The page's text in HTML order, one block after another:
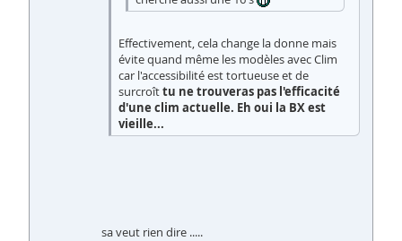
Effectivement, cela change la donne mais
évite quand même les modèles avec Clim
car l'accessibilité est tortueuse et de
surcroîttu ne trouveras pas l'efficacité
d'une clim actuelle. Eh oui la BX est
vieille...
sa veut rien dire .....